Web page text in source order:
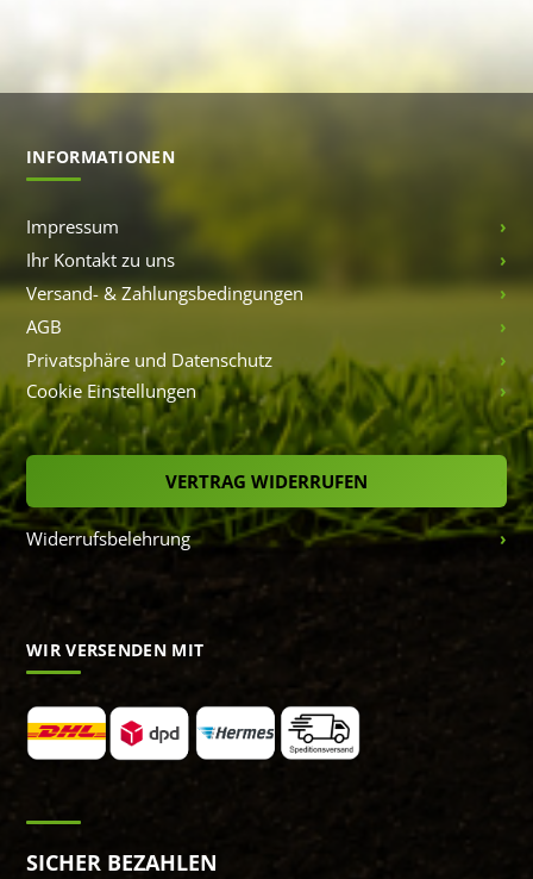
INFORMATIONEN
Impressum
Ihr Kontakt zu uns
Versand- & Zahlungsbedingungen
AGB
Privatsphäre und Datenschutz
Cookie Einstellungen
VERTRAG WIDERRUFEN
Widerrufsbelehrung
WIR VERSENDEN MIT
SICHER BEZAHLEN